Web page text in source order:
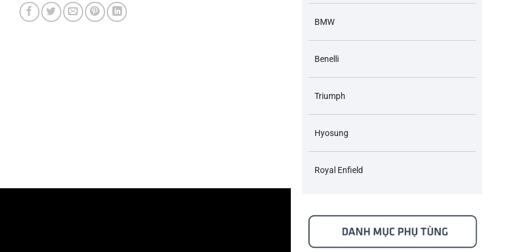
BMW
Benelli
Triumph
Hyosung
Royal Enfield